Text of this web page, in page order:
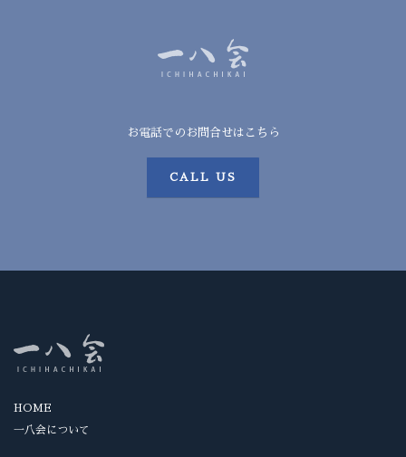
お電話でのお問合せはこちら
CALL US
HOME
一八会について